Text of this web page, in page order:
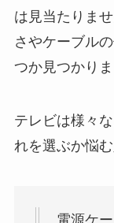
は見当たりま
さやケーブル
つか見つかりま
テレビは様々
れを選ぶか悩